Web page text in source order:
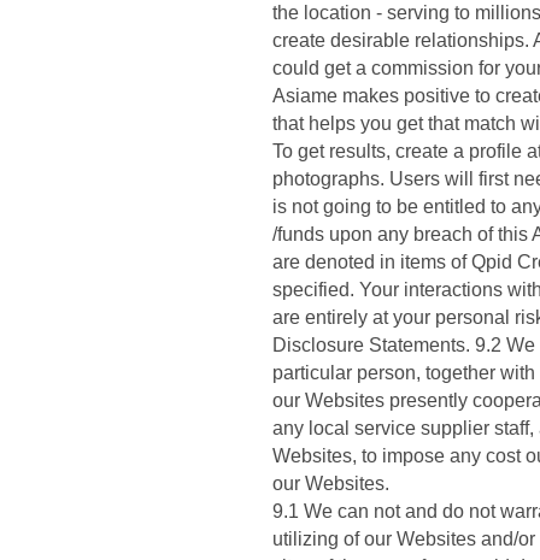
the location - serving to
create desirable relationships.
could get a commission for
Asiame makes positive to
that helps you get that match
To get results, create a profile
photographs. Users will first
is not going to be entitled to
/funds upon any breach of this
are denoted in items of Qpid
specified. Your interactions
are entirely at your personal
Disclosure Statements. 9.2
particular person, together
our Websites presently
any local service supplier
Websites, to impose any cost
our Websites.
9.1 We can not and do not
utilizing of our Websites and/